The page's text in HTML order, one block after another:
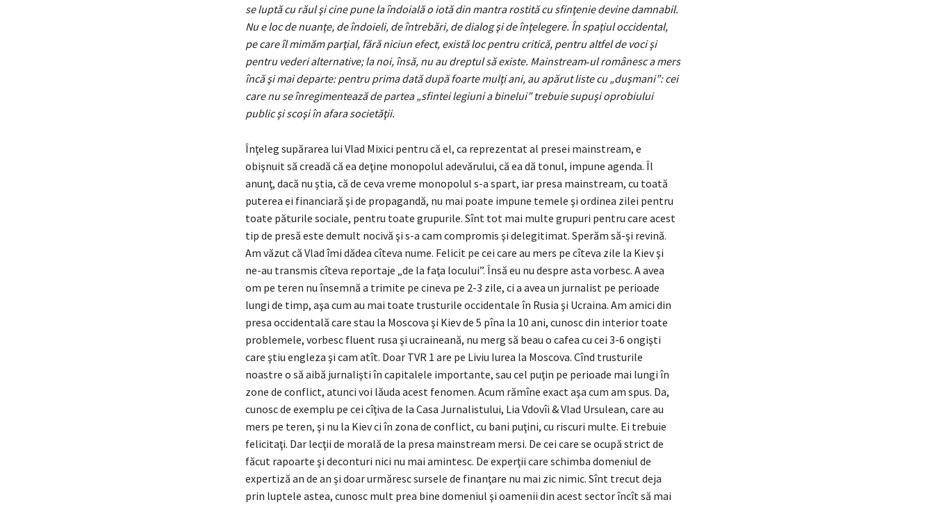
se luptă cu răul şi cine pune la îndoială o iotă din mantra rostită cu sfinţenie devine damnabil.
Nu e loc de nuanţe, de îndoieli, de întrebări, de dialog şi de înţelegere. În spaţiul occidental,
pe care îl mimăm parţial, fără niciun efect, există loc pentru critică, pentru altfel de voci şi
pentru vederi alternative; la noi, însă, nu au dreptul să existe. Mainstream‑ul românesc a mers
încă şi mai departe: pentru prima dată după foarte mulţi ani, au apărut liste cu „duşmani”: cei
care nu se înregimentează de partea „sfintei legiuni a binelui” trebuie supuşi oprobiului
public şi scoşi în afara societăţii.
Înţeleg supărarea lui Vlad Mixici pentru că el, ca reprezentat al presei mainstream, e
obişnuit să creadă că ea deţine monopolul adevărului, că ea dă tonul, impune agenda. Îl
anunţ, dacă nu ştia, că de ceva vreme monopolul s-a spart, iar presa mainstream, cu toată
puterea ei financiară şi de propagandă, nu mai poate impune temele şi ordinea zilei pentru
toate păturile sociale, pentru toate grupurile. Sînt tot mai multe grupuri pentru care acest
tip de presă este demult nocivă şi s-a cam compromis şi delegitimat. Sperăm să-şi revină.
Am văzut că Vlad îmi dădea cîteva nume. Felicit pe cei care au mers pe cîteva zile la Kiev şi
ne-au transmis cîteva reportaje „de la faţa locului”. Însă eu nu despre asta vorbesc. A avea
om pe teren nu însemnă a trimite pe cineva pe 2-3 zile, ci a avea un jurnalist pe perioade
lungi de timp, aşa cum au mai toate trusturile occidentale în Rusia şi Ucraina. Am amici din
presa occidentală care stau la Moscova şi Kiev de 5 pîna la 10 ani, cunosc din interior toate
problemele, vorbesc fluent rusa şi ucraineană, nu merg să beau o cafea cu cei 3-6 ongişti
care ştiu engleza şi cam atît. Doar TVR 1 are pe Liviu Iurea la Moscova. Cînd trusturile
noastre o să aibă jurnalişti în capitalele importante, sau cel puţin pe perioade mai lungi în
zone de conflict, atunci voi lăuda acest fenomen. Acum rămîne exact aşa cum am spus. Da,
cunosc de exemplu pe cei cîţiva de la Casa Jurnalistului, Lia Vdovîi & Vlad Ursulean, care au
mers pe teren, şi nu la Kiev ci în zona de conflict, cu bani puţini, cu riscuri multe. Ei trebuie
felicitaţi. Dar lecţii de morală de la presa mainstream mersi. De cei care se ocupă strict de
făcut rapoarte şi deconturi nici nu mai amintesc. De experţii care schimba domeniul de
expertiză an de an şi doar urmăresc sursele de finanţare nu mai zic nimic. Sînt trecut deja
prin luptele astea, cunosc mult prea bine domeniul şi oamenii din acest sector încît să mai